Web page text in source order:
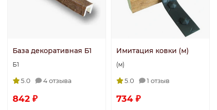
База декоративная Б1
Б1
5.0 4 отзыва
842 ₽
Имитация ковки (м)
(м)
5.0 1 отзыв
734 ₽